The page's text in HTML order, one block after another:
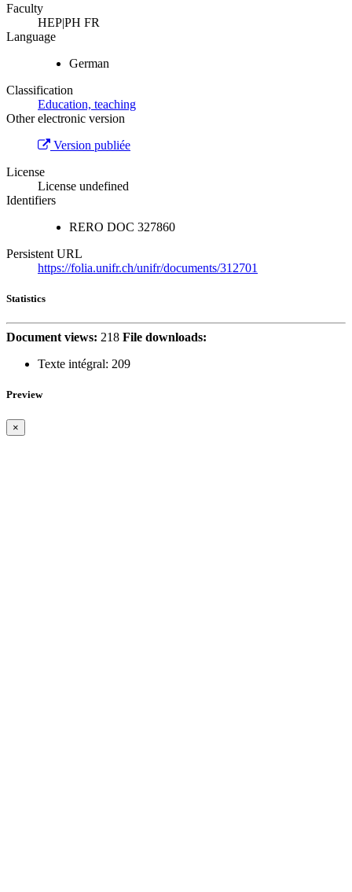
Faculty
HEP|PH FR
Language
German
Classification
Education, teaching
Other electronic version
Version publiée
License
License undefined
Identifiers
RERO DOC 327860
Persistent URL
https://folia.unifr.ch/unifr/documents/312701
Statistics
Document views: 218 File downloads:
Texte intégral: 209
Preview
×